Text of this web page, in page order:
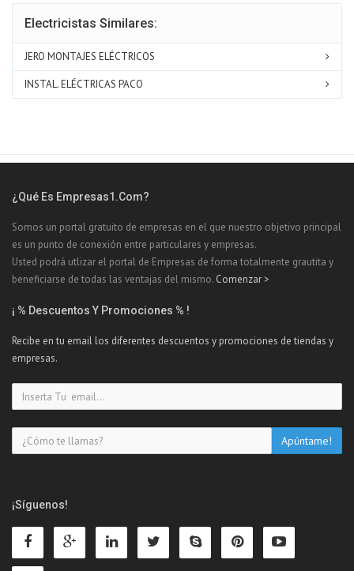
Electricistas Similares:
JERO MONTAJES ELÉCTRICOS
INSTAL. ELÉCTRICAS PACO
¿Qué Es Empresas1.com?
Somos un portal gratuito de empresas en el que nuestro objetivo principal
es un punto de conexión entre particulares y empresas.
Usted podrá utlizar el portal de Empresas de forma totalmente grautita y
beneficiarse de todas las ventajas del mismo. Comenzar >
¡ % Descuentos Y Promociones % !
Recibe en tu email los diferentes descuentos y promociones de tiendas y
empresas.
¡Síguenos!